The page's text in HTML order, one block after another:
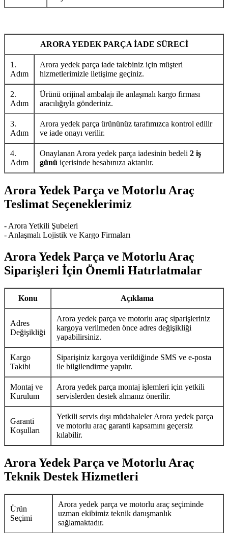
ARORA YEDEK PARÇA İADE SÜRECİ
1.
Adım
Arora yedek parça iade talebiniz için müşteri
hizmetlerimizle iletişime geçiniz.
2.
Adım
Ürünü orijinal ambalajı ile anlaşmalı kargo firması
aracılığıyla gönderiniz.
3.
Adım
Arora yedek parça ürününüz tarafımızca kontrol edilir
ve iade onayı verilir.
4.
Adım
Onaylanan Arora yedek parça iadesinin bedeli 2 iş
günü içerisinde hesabınıza aktarılır.
Arora Yedek Parça ve Motorlu Araç
Teslimat Seçeneklerimiz
- Arora Yetkili Şubeleri
- Anlaşmalı Lojistik ve Kargo Firmaları
Arora Yedek Parça ve Motorlu Araç
Siparişleri İçin Önemli Hatırlatmalar
Konu Açıklama
Adres
Değişikliği
Arora yedek parça ve motorlu araç siparişleriniz
kargoya verilmeden önce adres değişikliği
yapabilirsiniz.
Kargo
Takibi
Siparişiniz kargoya verildiğinde SMS ve e-posta
ile bilgilendirme yapılır.
Montaj ve
Kurulum
Arora yedek parça montaj işlemleri için yetkili
servislerden destek almanız önerilir.
Garanti
Koşulları
Yetkili servis dışı müdahaleler Arora yedek parça
ve motorlu araç garanti kapsamını geçersiz
kılabilir.
Arora Yedek Parça ve Motorlu Araç
Teknik Destek Hizmetleri
Ürün
Seçimi
Arora yedek parça ve motorlu araç seçiminde
uzman ekibimiz teknik danışmanlık
sağlamaktadır.